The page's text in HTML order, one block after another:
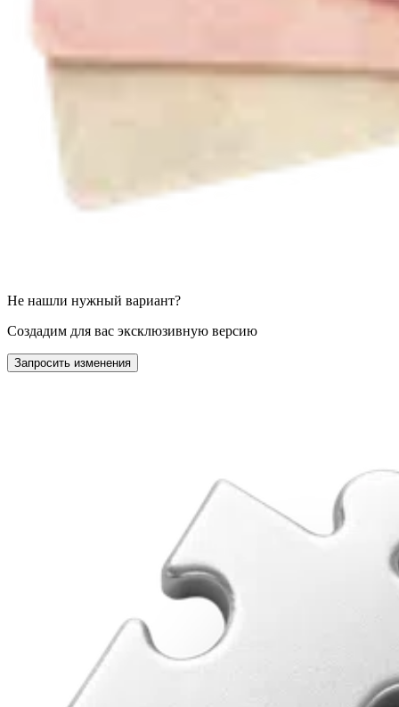
Не нашли нужный вариант?
Создадим для вас эксклюзивную версию
Запросить изменения